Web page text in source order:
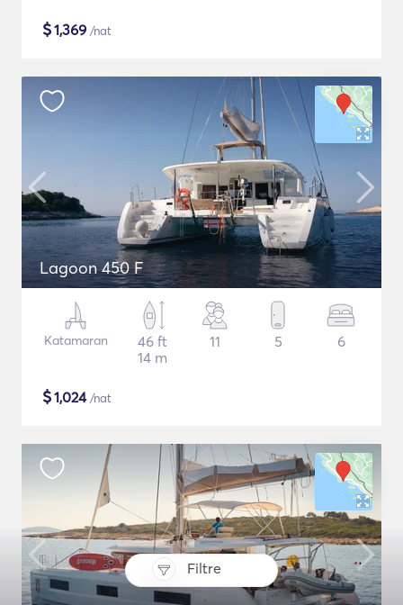
Filtre
$1,369 /nat
Lagoon 450 F
Katamaran
46 ft
14 m
11 5 6
$1,024/nat